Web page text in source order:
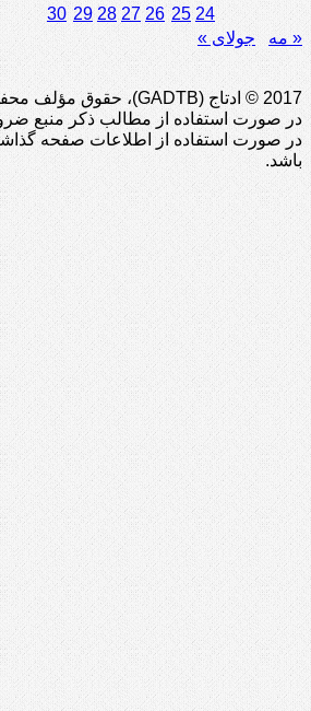
24
25
26
27
28
29
30
« مه
جولای »
2017 © ادتاج (GADTB)، حقوق مؤلف محفوظ است.
در صورت استفاده از مطالب ذکر منبع
در صورت استفاده از اطلاعات صفحه
باشد.